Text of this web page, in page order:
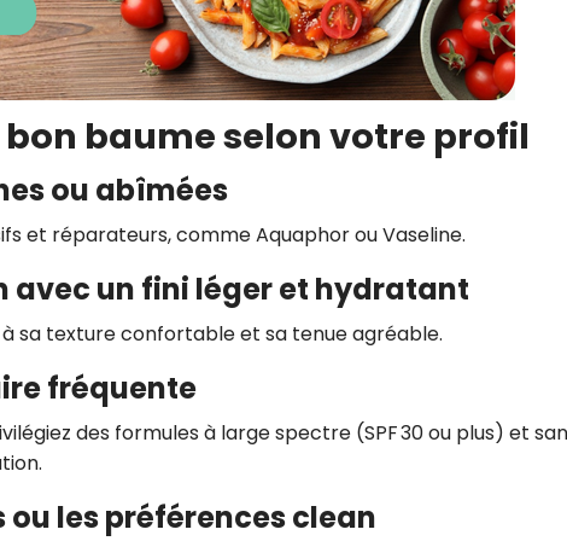
baume selon votre profil
ou abîmées
et réparateurs, comme Aquaphor ou Vaseline.
avec un fini léger et hydratant
sa texture confortable et sa tenue agréable.
fréquente
des formules à large spectre (SPF 30 ou plus) et
ou les préférences clean